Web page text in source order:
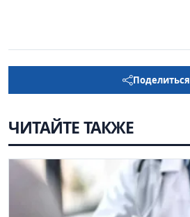
Поделиться
ЧИТАЙТЕ ТАКЖЕ